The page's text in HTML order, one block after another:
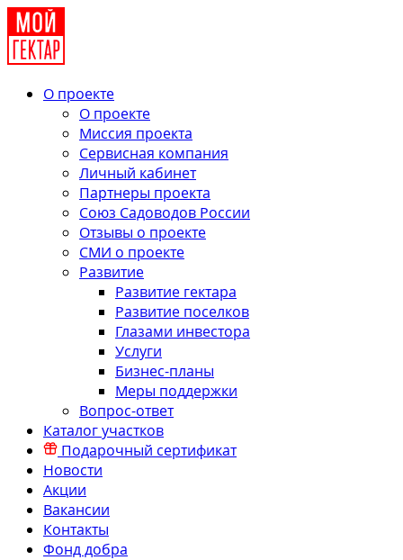
О проекте
О проекте
Миссия проекта
Сервисная компания
Личный кабинет
Партнеры проекта
Союз Садоводов России
Отзывы о проекте
СМИ о проекте
Развитие
Развитие гектара
Развитие поселков
Глазами инвестора
Услуги
Бизнес-планы
Меры поддержки
Вопрос-ответ
Каталог участков
Подарочный сертификат
Новости
Акции
Вакансии
Контакты
Фонд добра